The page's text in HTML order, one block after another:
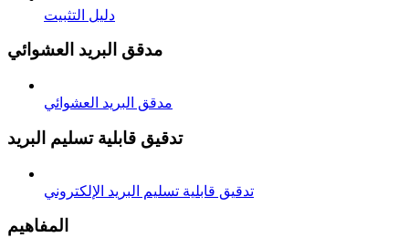
دليل التثبيت
مدقق البريد العشوائي
مدقق البريد العشوائي
تدقيق قابلية تسليم البريد
تدقيق قابلية تسليم البريد الإلكتروني
المفاهيم